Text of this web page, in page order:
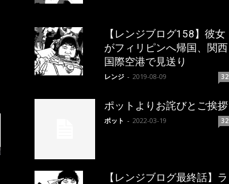
【レンジブログ158】彼女
がフィリピンへ帰国、関西
国際空港で見送り
レンジ - 2019-08-09 32
ポットよりお詫びとご挨拶
ポット - 2022-03-19 32
【レンジブログ最終話】ラ